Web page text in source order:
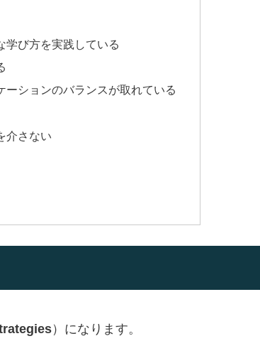
学び方を実践している
ションのバランスが取れている
介さない
）になります。